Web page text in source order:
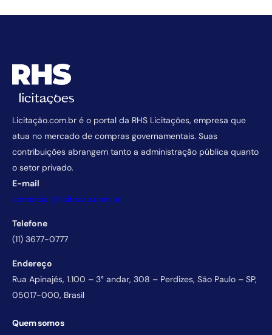
Licitação.com.br é o portal da RHS Licitações, empresa que
atua no mercado de compras governamentais. Suas
contribuições abrangem tanto a administração pública quanto
o setor privado.
E-mail
comercial@licitacao.com.br
Telefone
(11) 3677-0777
Endereço
Rua Apinajés, 1.100 – 3° andar, 308 – Perdizes, São Paulo – SP,
05017-000, Brasil
Quem somos